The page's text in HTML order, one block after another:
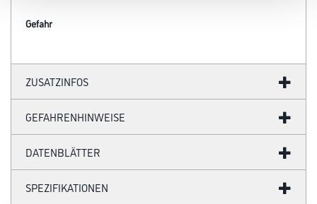
Gefahr
ZUSATZINFOS
GEFAHRENHINWEISE
DATENBLÄTTER
SPEZIFIKATIONEN